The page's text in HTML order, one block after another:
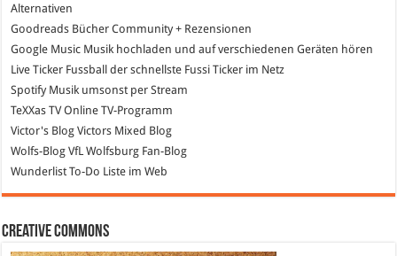
Alternativen
Goodreads Bücher Community + Rezensionen
Google Music Musik hochladen und auf verschiedenen Geräten hören
Live Ticker Fussball der schnellste Fussi Ticker im Netz
SpotifyMusik umsonst per Stream
TeXXas TVOnline TV-Programm
Victor's Blog Victors Mixed Blog
Wolfs-Blog VfL Wolfsburg Fan-Blog
Wunderlist To-Do Liste im Web
Creative Commons